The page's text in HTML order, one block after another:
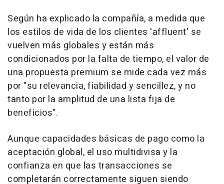
Según ha explicado la compañía, a medida que
los estilos de vida de los clientes 'affluent' se
vuelven más globales y están más
condicionados por la falta de tiempo, el valor de
una propuesta premium se mide cada vez más
por "su relevancia, fiabilidad y sencillez, y no
tanto por la amplitud de una lista fija de
beneficios".
Aunque capacidades básicas de pago como la
aceptación global, el uso multidivisa y la
confianza en que las transacciones se
completarán correctamente siguen siendo